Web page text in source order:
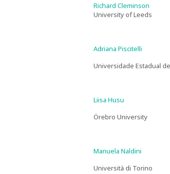
Richard Cleminson
University of Leeds
Adriana Piscitelli
Universidade Estadual
Liisa Husu
Örebro University
Manuela Naldini
Università di Torino